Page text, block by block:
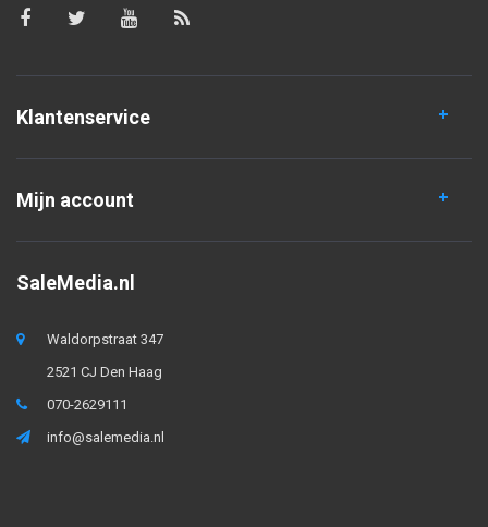
Klantenservice
Mijn account
SaleMedia.nl
Waldorpstraat 347
2521 CJ Den Haag
070-2629111
info@salemedia.nl